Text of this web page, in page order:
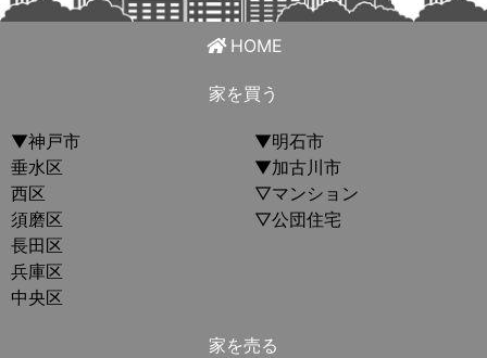
HOME
家を買う
▼神戸市
垂水区
西区
須磨区
長田区
兵庫区
中央区
▼明石市
▼加古川市
▽マンション
▽公団住宅
家を売る